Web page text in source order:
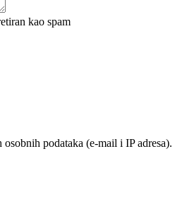
kao spam
podataka (e-mail i IP adresa).